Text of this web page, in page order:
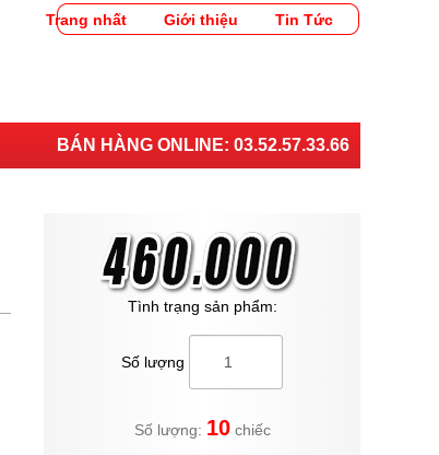
Trang nhất Giới thiệu Tin Tức
BÁN HÀNG ONLINE: 03.52.57.33.66
Tình trạng sản phẩm:
Số lượng
Số lượng: 10chiếc